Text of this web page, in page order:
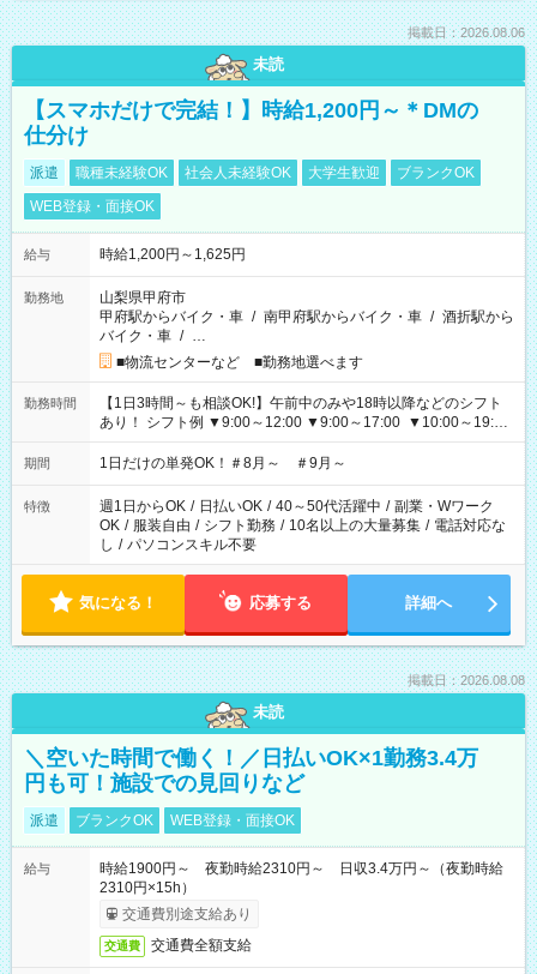
掲載日：2026.08.06
未読
【スマホだけで完結！】時給1,200円～＊DMの
仕分け
派遣 職種未経験OK 社会人未経験OK 大学生歓迎
ブランクOK
WEB登録・面接OK
給与 時給1,200円～1,625円
勤務地
山梨県甲府市
甲府駅からバイク・車 / 南甲府駅からバイク・車 / 酒折駅から
バイク・車 / …
■物流センターなど ■勤務地選べます
勤務時間
【1日3時間～も相談OK!】午前中のみや18時以降などのシフト
あり！ シフト例 ▼9:00～12:00 ▼9:00～17:00 ▼10:00～19:00
▼18:00～21:00
期間 1日だけの単発OK！＃8月～ ＃9月～
特徴 週1日からOK / 日払いOK / 40～50代活躍中 / 副業・Wワーク
OK / 服装自由 / シフト勤務 / 10名以上の大量募集 / 電話対応な
し / パソコンスキル不要
気になる！ 応募する 詳細へ
掲載日：2026.08.08
未読
＼空いた時間で働く！／日払いOK×1勤務3.4万
円も可！施設での見回りなど
派遣 ブランクOK WEB登録・面接OK
給与
時給1900円～ 夜勤時給2310円～ 日収3.4万円～（夜勤時給
2310円×15h）
交通費別途支給あり
交通費 交通費全額支給